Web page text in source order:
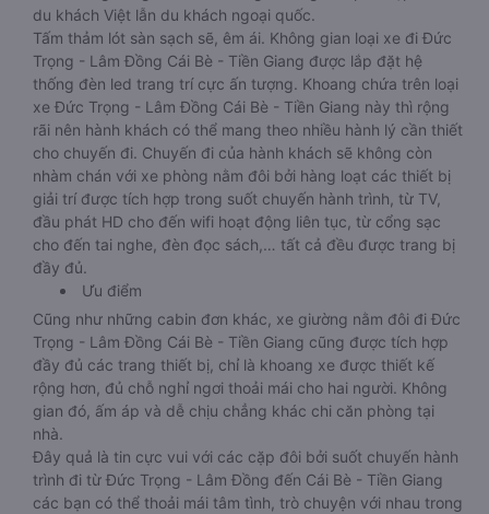
du khách Việt lẫn du khách ngoại quốc.
Tấm thảm lót sàn sạch sẽ, êm ái. Không gian loại xe đi Đức
Trọng - Lâm Đồng Cái Bè - Tiền Giang được lắp đặt hệ
thống đèn led trang trí cực ấn tượng. Khoang chứa trên loại
xe Đức Trọng - Lâm Đồng Cái Bè - Tiền Giang này thì rộng
rãi nên hành khách có thể mang theo nhiều hành lý cần thiết
cho chuyến đi. Chuyến đi của hành khách sẽ không còn
nhàm chán với xe phòng nằm đôi bởi hàng loạt các thiết bị
giải trí được tích hợp trong suốt chuyến hành trình, từ TV,
đầu phát HD cho đến wifi hoạt động liên tục, từ cổng sạc
cho đến tai nghe, đèn đọc sách,… tất cả đều được trang bị
đầy đủ.
Ưu điểm
Cũng như những cabin đơn khác, xe giường nằm đôi đi Đức
Trọng - Lâm Đồng Cái Bè - Tiền Giang cũng được tích hợp
đầy đủ các trang thiết bị, chỉ là khoang xe được thiết kế
rộng hơn, đủ chỗ nghỉ ngơi thoải mái cho hai người. Không
gian đó, ấm áp và dễ chịu chẳng khác chi căn phòng tại
nhà.
Đây quả là tin cực vui với các cặp đôi bởi suốt chuyến hành
trình đi từ Đức Trọng - Lâm Đồng đến Cái Bè - Tiền Giang
các bạn có thể thoải mái tâm tình, trò chuyện với nhau trong